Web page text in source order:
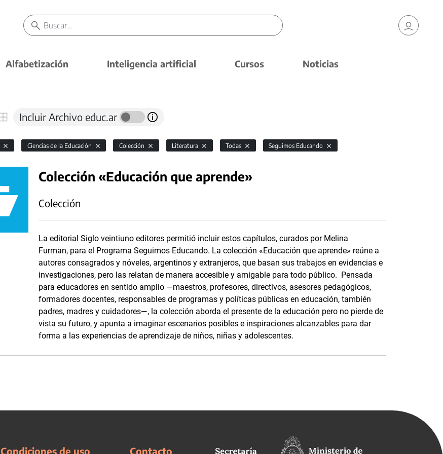
Alfabetización Inteligencia artificial Cursos Noticias
Incluir Archivo educ.ar
Ciencias de la Educación Colección Literatura Todas Seguimos Educando
Colección «Educación que aprende»
Colección
La editorial Siglo veintiuno editores permitió incluir estos capítulos, curados por Melina
Furman, para el Programa Seguimos Educando. La colección «Educación que aprende» reúne a
autores consagrados y nóveles, argentinos y extranjeros, que basan sus trabajos en evidencias e
investigaciones, pero las relatan de manera accesible y amigable para todo público. Pensada
para educadores en sentido amplio —maestros, profesores, directivos, asesores pedagógicos,
formadores docentes, responsables de programas y políticas públicas en educación, también
padres, madres y cuidadores—, la colección aborda el presente de la educación pero no pierde de
vista su futuro, y apunta a imaginar escenarios posibles e inspiraciones alcanzables para dar
forma a las experiencias de aprendizaje de niños, niñas y adolescentes.
Condiciones de uso Contacto